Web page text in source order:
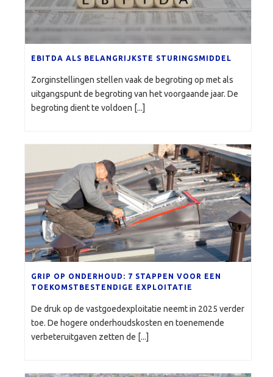
EBITDA ALS BELANGRIJKSTE STURINGSMIDDEL
Zorginstellingen stellen vaak de begroting op met als
uitgangspunt de begroting van het voorgaande jaar. De
begroting dient te voldoen [...]
GRIP OP ONDERHOUD: 7 STAPPEN VOOR EEN
TOEKOMSTBESTENDIGE EXPLOITATIE
De druk op de vastgoedexploitatie neemt in 2025 verder
toe. De hogere onderhoudskosten en toenemende
verbeteruitgaven zetten de [...]